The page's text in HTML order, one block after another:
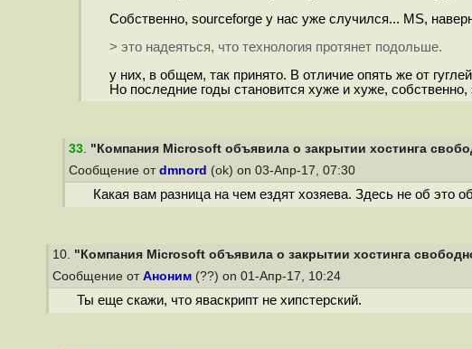
Собственно, sourceforge у нас уже случился... MS,
> это надеяться, что технология протянет подольше.
у них, в общем, так принято. В отличие опять же от
Но последние годы становится хуже и хуже, собственно,
33. "Компания Microsoft объявила о закрытии хостинга
Сообщение от dmnord (ok) on 03-Апр-17, 07:30
Какая вам разница на чем ездят хозяева. Здесь не об это
10. "Компания Microsoft объявила о закрытии хостинга
Сообщение от Аноним (??) on 01-Апр-17, 10:24
Ты еще скажи, что яваскрипт не хипстерский.